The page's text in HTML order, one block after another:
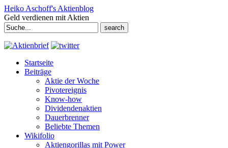
Heiko Aschoff's Aktienblog
Geld verdienen mit Aktien
Search
for:
Startseite
Beiträge
Aktie der Woche
Pivotereignis
Know-how
Dividendenaktien
Dauerbrenner
Beliebte Themen
Wikifolio
Aktiengorillas mit Power